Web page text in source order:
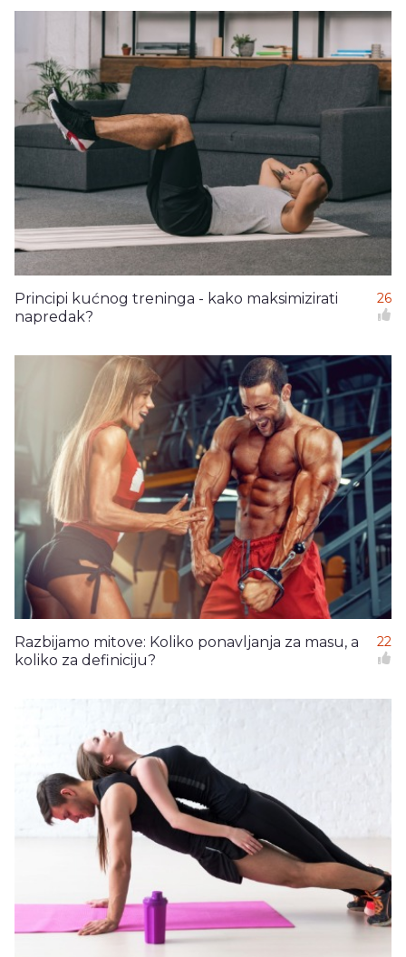
Principi kućnog treninga - kako maksimizirati
napredak?
26
Razbijamo mitove: Koliko ponavljanja za masu, a
koliko za definiciju?
22